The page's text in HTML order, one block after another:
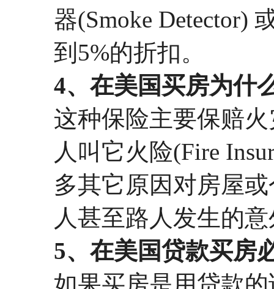
器(Smoke Detector)
到5%的折扣。
4、在美国买房为什
这种保险主要保赔
人叫它火险(Fire
多其它原因对房屋
人甚至路人发生的
5、在美国贷款买房
如果买房是用贷款